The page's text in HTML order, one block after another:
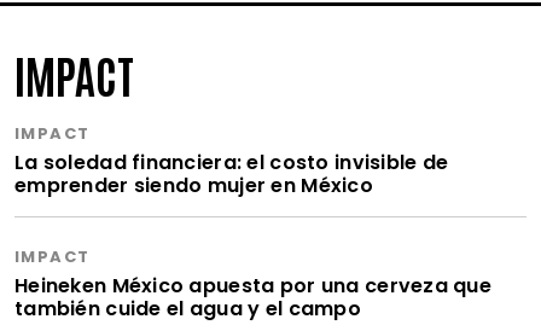
IMPACT
IMPACT
La soledad financiera: el costo invisible de
emprender siendo mujer en México
IMPACT
Heineken México apuesta por una cerveza que
también cuide el agua y el campo